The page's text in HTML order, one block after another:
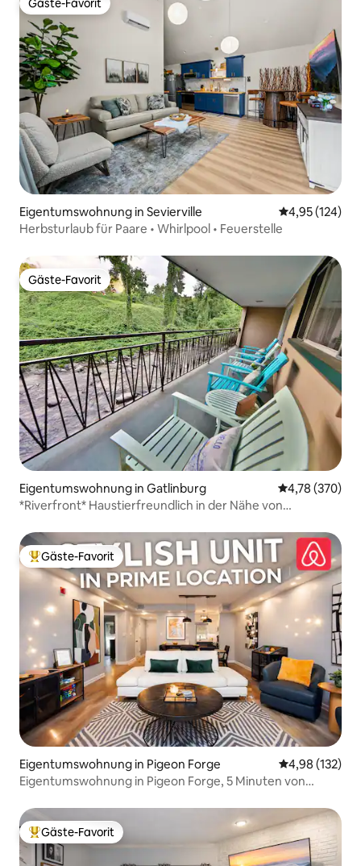
Gäste-Favorit
Gäste-Favorit
Eigentumswohnung in Sevierville
4,95 (124)
Herbsturlaub für Paare • Whirlpool • Feuerstelle
Gäste-Favorit
Gäste-Favorit
Eigentumswohnung in Gatlinburg
4,78 (370)
*Riverfront* Haustierfreundlich in der Nähe von
Beliebter Gäste-Favorit.
Gäste-Favorit
Eigentumswohnung in Pigeon Forge
4,98 (132)
Eigentumswohnung in Pigeon Forge, 5 Minuten von
Beliebter Gäste-Favorit.
Gäste-Favorit